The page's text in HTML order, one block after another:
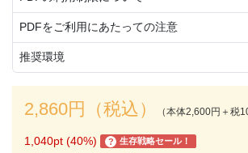
PDFをご利用にあたっての注意
推奨環境
2,860円（税込） （本体2,600円＋税
1,040pt (40%) ? 生存戦略セール！